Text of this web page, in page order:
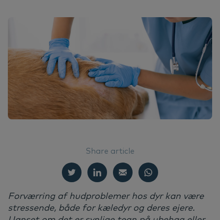
Deutsch
English
Français
Nederlands
Norsk
Share article
Forværring af hudproblemer hos dyr kan være
stressende, både for kæledyr og deres ejere.